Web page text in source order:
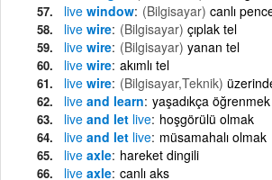
live window (Bilgisayar) canlı
live wire (Bilgisayar) çıplak tel
live wire (Bilgisayar) yanan tel
live wire akımlı tel
live wire (Bilgisayar,Teknik)
live and learn yaşadıkça öğrenmek
live and let live hoşgörülü olmak
live and let live müsamahalı olmak
live axle hareket dingili
live axle canlı aks